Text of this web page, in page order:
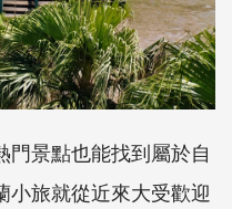
景點也能找到屬於自
小旅就從近來大受歡迎